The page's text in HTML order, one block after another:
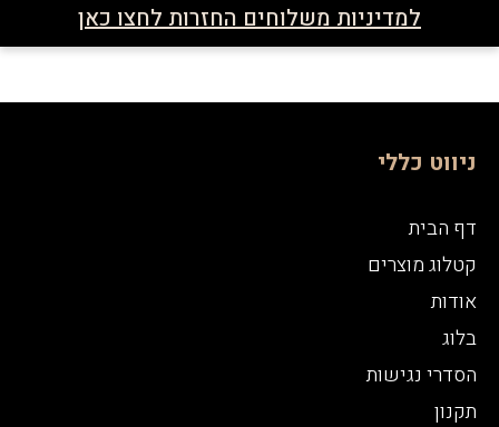
למדיניות משלוחים החזרות לחצו כאן
ניווט כללי
דף הבית
קטלוג מוצרים
אודות
בלוג
הסדרי נגישות
תקנון